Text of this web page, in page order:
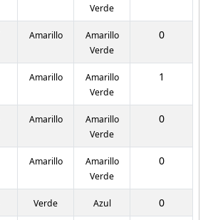
Verde
Amarillo
Amarillo
Verde
0
Amarillo
Amarillo
Verde
1
Amarillo
Amarillo
Verde
0
Amarillo
Amarillo
Verde
0
Verde Azul
0